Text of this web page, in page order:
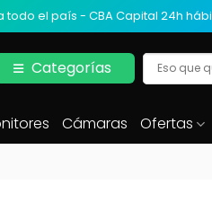
todo el país - CBA Capital 24h
Categorías
Cámaras Ofertas